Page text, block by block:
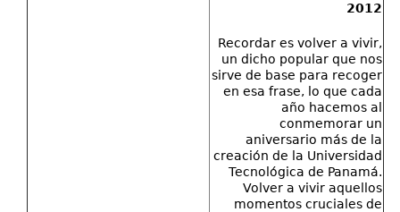
2012
Recordar es volver a vivir,
un dicho popular que nos
sirve de base para recoger
en esa frase, lo que cada
año hacemos al
conmemorar un
aniversario más de la
creación de la Universidad
Tecnológica de Panamá.
Volver a vivir aquellos
momentos cruciales de